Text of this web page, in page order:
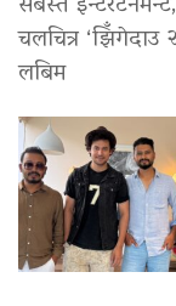
चलचित्र ‘झिँगेदाउ
लबिम